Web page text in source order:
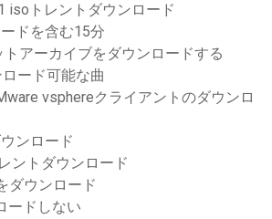
isoトレントダウンロード
ドを含む15分
アーカイブをダウンロードする
ード可能な曲
vsphereクライアントのダウンロ
ンロード
ントダウンロード
ダウンロード
ードしない